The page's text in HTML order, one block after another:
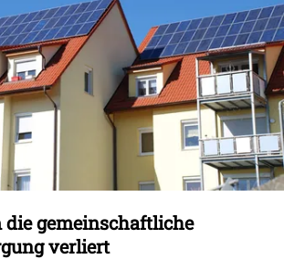
die gemeinschaftliche
verliert